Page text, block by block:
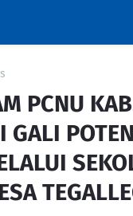
PCNU
GALI